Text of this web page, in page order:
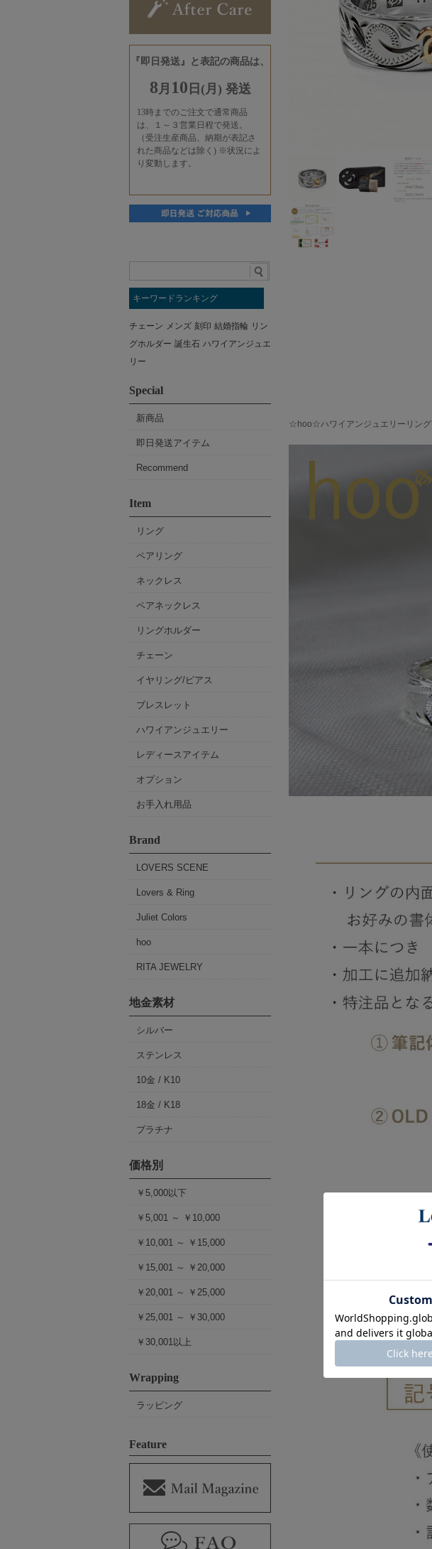
☆hoo☆ハワイアンジュエリーリング
キーワードランキング
チェーン メンズ 刻印 結婚指輪 リン
グホルダー 誕生石 ハワイアンジュエ
リー
Special
新商品
即日発送アイテム
Recommend
Item
リング
ペアリング
ネックレス
ペアネックレス
リングホルダー
チェーン
イヤリング/ピアス
ブレスレット
ハワイアンジュエリー
レディースアイテム
オプション
お手入れ用品
Brand
LOVERS SCENE
Lovers & Ring
Juliet Colors
hoo
RITA JEWELRY
地金素材
シルバー
ステンレス
10金 / K10
18金 / K18
プラチナ
価格別
￥5,000以下
￥5,001 ～ ￥10,000
￥10,001 ～ ￥15,000
￥15,001 ～ ￥20,000
￥20,001 ～ ￥25,000
￥25,001 ～ ￥30,000
￥30,001以上
Wrapping
ラッピング
Feature